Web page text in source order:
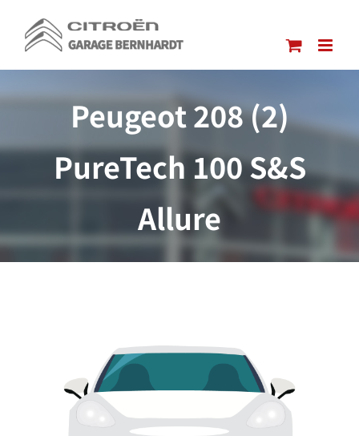
contenu
Peugeot 208 (2)
PureTech 100 S&S
Allure